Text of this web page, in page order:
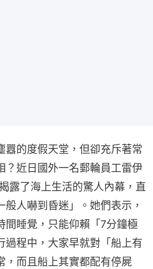
囂的度假天堂，但卻充斥著常
？近日國外一名郵輪員工雷伊
露了海上生活的驚人內幕，直
人嚇到昏迷」。她們表示，
間睡覺，只能仰賴「7分鐘極
過程中，大家早就對「船上有
，而且船上其實都配有停屍